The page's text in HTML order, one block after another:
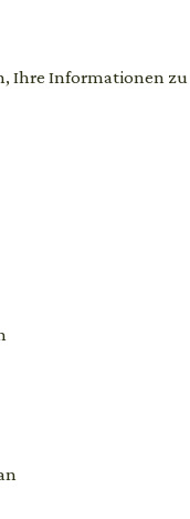
Ihre Informationen zu